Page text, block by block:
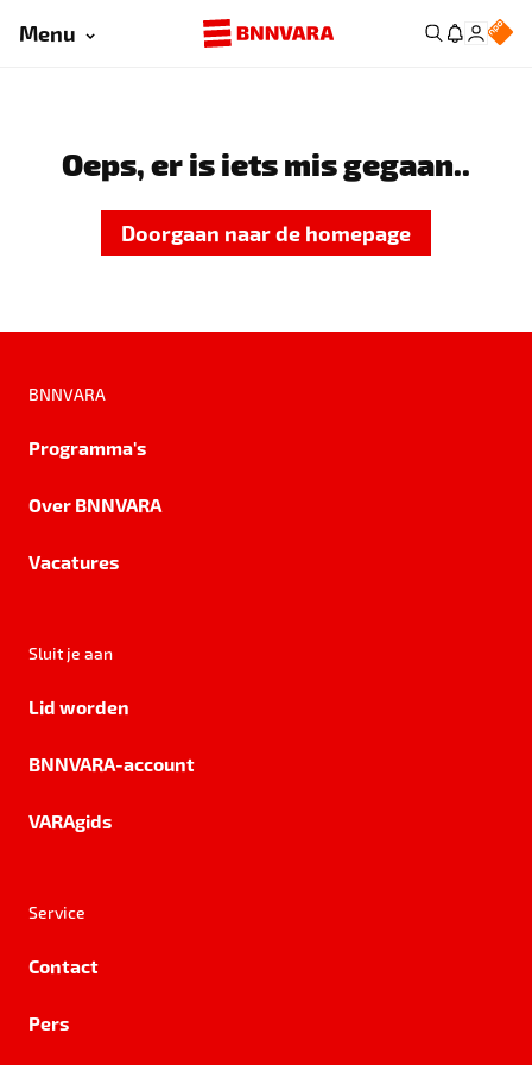
Menu
Oeps, er is iets mis gegaan..
Doorgaan naar de homepage
BNNVARA
Programma's
Over BNNVARA
Vacatures
Sluit je aan
Lid worden
BNNVARA-account
VARAgids
Service
Contact
Pers